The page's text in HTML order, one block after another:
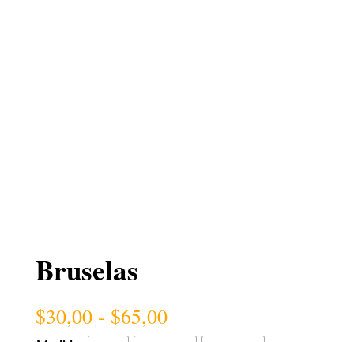
Bruselas
$30,00 - $65,00Rango
de